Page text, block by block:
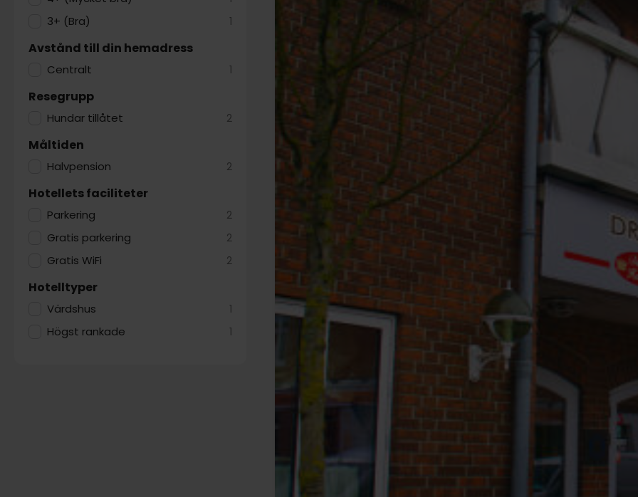
3+ (Bra) 1
Avstånd till din hemadress
Centralt 1
Resegrupp
Hundar tillåtet 2
Måltiden
Halvpension 2
Hotellets faciliteter
Parkering 2
Gratis parkering 2
Gratis WiFi 2
Hotelltyper
Värdshus 1
Högst rankade 1